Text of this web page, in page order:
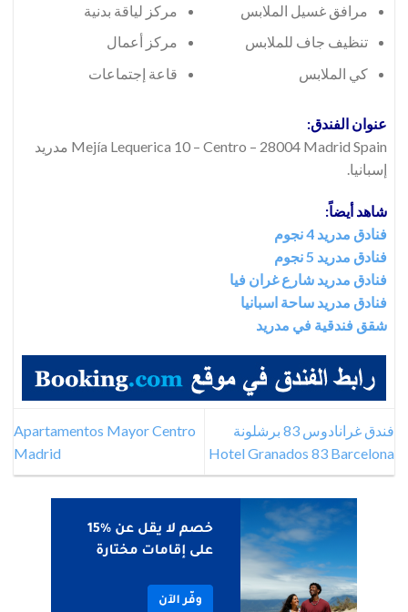
مرافق غسيل الملابس
تنظيف جاف للملابس
كي الملابس
مركز لياقة بدنية
مركز أعمال
قاعة إجتماعات
عنوان الفندق:
Mejía Lequerica 10 – Centro – 28004 Madrid Spain مدريد
إسبانيا.
شاهد أيضاً:
فنادق مدريد 4 نجوم
فنادق مدريد 5 نجوم
فنادق مدريد شارع غران فيا
فنادق مدريد ساحة اسبانيا
شقق فندقية في مدريد
فندق غرانادوس 83 برشلونة
Hotel Granados 83 Barcelona
Apartamentos Mayor Centro
Madrid